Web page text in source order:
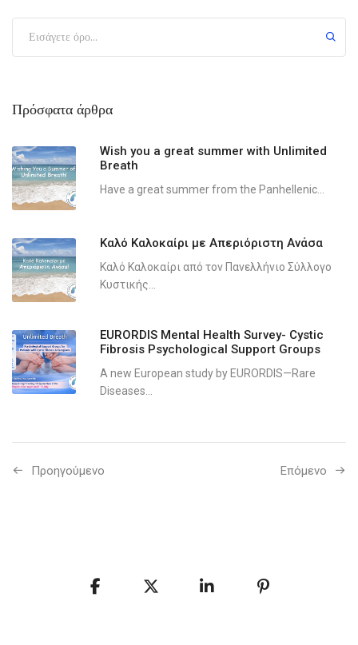
Πρόσφατα άρθρα
Wish you a great summer with Unlimited
Breath
Have a great summer from the Panhellenic...
Καλό Καλοκαίρι με Απεριόριστη Ανάσα
Καλό Καλοκαίρι από τον Πανελλήνιο Σύλλογο
Κυστικής...
EURORDIS Mental Health Survey- Cystic
Fibrosis Psychological Support Groups
A new European study by EURORDIS—Rare
Diseases...
Προηγούμενo Επόμενο